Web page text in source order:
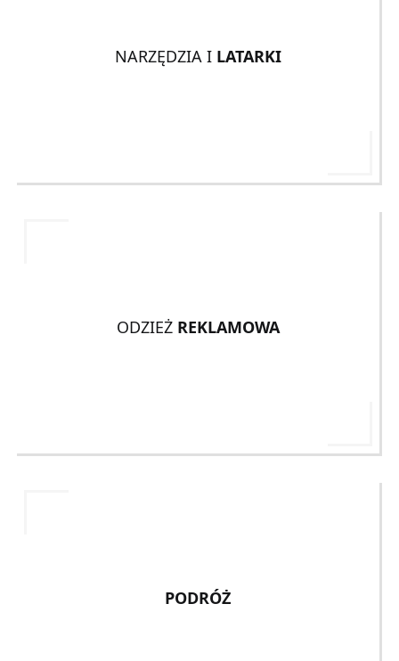
NARZĘDZIA I LATARKI
ODZIEŻ REKLAMOWA
PODRÓŻ